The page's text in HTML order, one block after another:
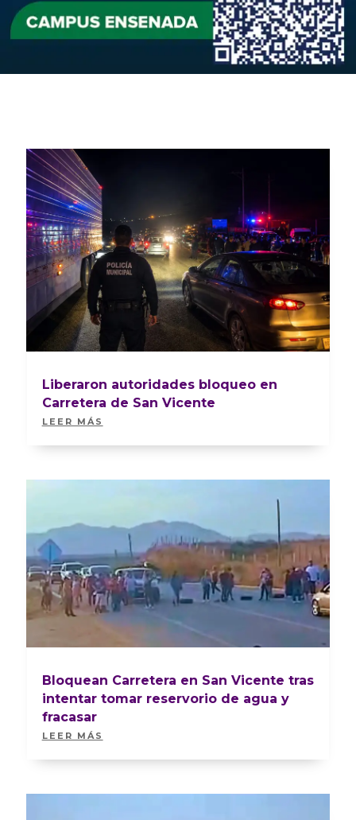
Liberaron autoridades bloqueo en
Carretera de San Vicente
LEER MÁS
Bloquean Carretera en San Vicente tras
intentar tomar reservorio de agua y
fracasar
LEER MÁS